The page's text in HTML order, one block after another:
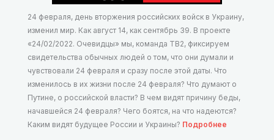
24 февраля, день вторжения российских войск в Украину,
изменил мир. Как август 14, как сентябрь 39. В проекте
«24/02/2022. Очевидцы» мы, команда ТВ2, фиксируем
свидетельства обычных людей о том, что они думали и
чувствовали 24 февраля и сразу после этой даты. Что
изменилось в их жизни после 24 февраля? Что думают о
Путине, о российской власти? В чем видят причину беды,
начавшейся 24 февраля? Чего боятся, на что надеются?
Каким видят будущее России и Украины? Подробнее